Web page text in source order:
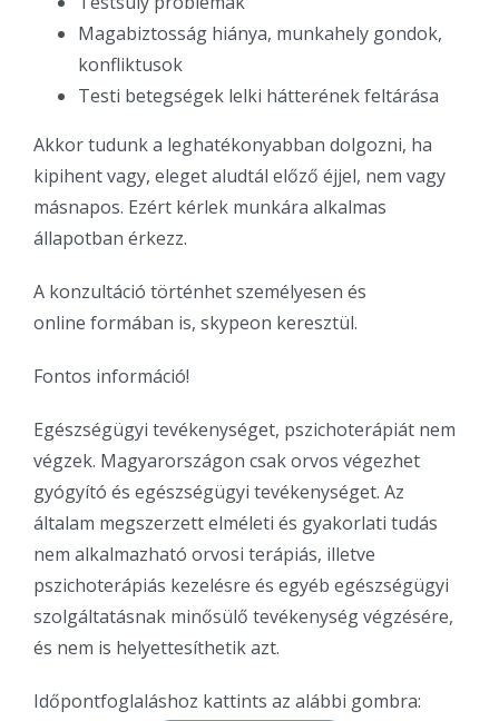
Magabiztosság hiánya, munkahely gondok,
konfliktusok
Testi betegségek lelki hátterének feltárása
Akkor tudunk a leghatékonyabban dolgozni, ha
kipihent vagy, eleget aludtál előző éjjel, nem vagy
másnapos. Ezért kérlek munkára alkalmas
állapotban érkezz.
A konzultáció történhet személyesen és
online formában is, skypeon keresztül.
Fontos információ!
Egészségügyi tevékenységet, pszichoterápiát nem
végzek. Magyarországon csak orvos végezhet
gyógyító és egészségügyi tevékenységet. Az
általam megszerzett elméleti és gyakorlati tudás
nem alkalmazható orvosi terápiás, illetve
pszichoterápiás kezelésre és egyéb egészségügyi
szolgáltatásnak minősülő tevékenység végzésére,
és nem is helyettesíthetik azt.
Időpontfoglaláshoz kattints az alábbi gombra: